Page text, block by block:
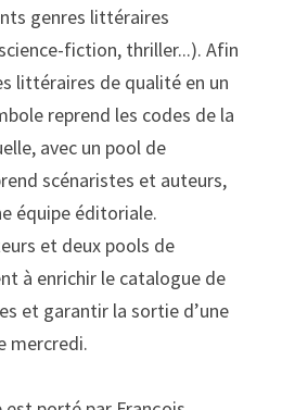
genres littéraires
fiction, thriller...). Afin
littéraires de qualité en un
reprend les codes de la
avec un pool de
scénaristes et auteurs,
équipe éditoriale.
et deux pools de
à enrichir le catalogue de
et garantir la sortie d’une
mercredi.